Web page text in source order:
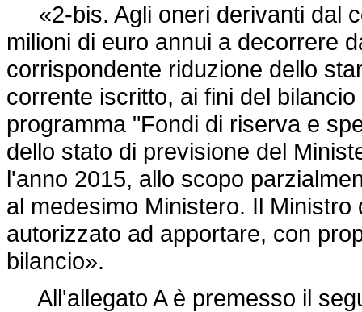
«2-bis. Agli oneri derivanti dal
milioni di euro annui a decorrere
corrispondente riduzione dello
corrente iscritto, ai fini del
programma "Fondi di riserva e
dello stato di previsione del
l'anno 2015, allo scopo
al medesimo Ministero. Il
autorizzato ad apportare, con
bilancio».
All'allegato A è premesso il